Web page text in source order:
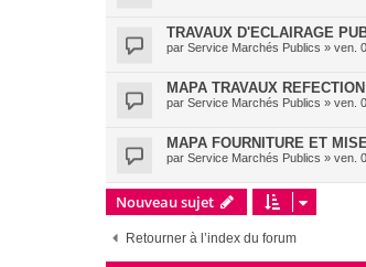
TRAVAUX D'ECLAIRAGE
par Service Marchés Publics » ven.
MAPA TRAVAUX
par Service Marchés Publics » ven.
MAPA FOURNITURE ET
par Service Marchés Publics » ven.
Nouveau sujet
Retourner à l’index du forum